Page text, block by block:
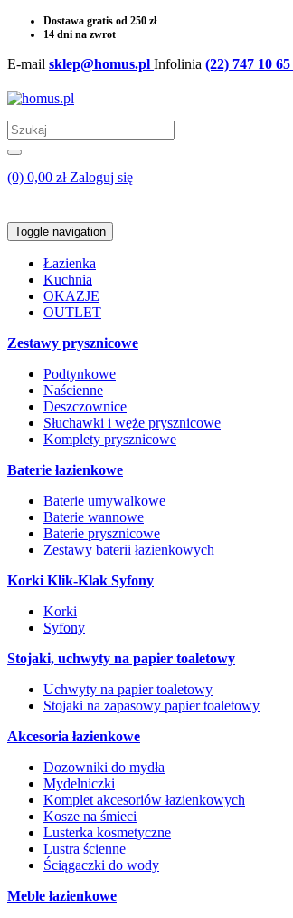
Dostawa gratis od 250 zł
14 dni na zwrot
E-mail sklep@homus.pl Infolinia (22) 747 10 65
(0) 0,00 zł Zaloguj się
Toggle navigation
Łazienka
Kuchnia
OKAZJE
OUTLET
Zestawy prysznicowe
Podtynkowe
Naścienne
Deszczownice
Słuchawki i węże prysznicowe
Komplety prysznicowe
Baterie łazienkowe
Baterie umywalkowe
Baterie wannowe
Baterie prysznicowe
Zestawy baterii łazienkowych
Korki Klik-Klak Syfony
Korki
Syfony
Stojaki, uchwyty na papier toaletowy
Uchwyty na papier toaletowy
Stojaki na zapasowy papier toaletowy
Akcesoria łazienkowe
Dozowniki do mydła
Mydelniczki
Komplet akcesoriów łazienkowych
Kosze na śmieci
Lusterka kosmetyczne
Lustra ścienne
Ściągaczki do wody
Meble łazienkowe